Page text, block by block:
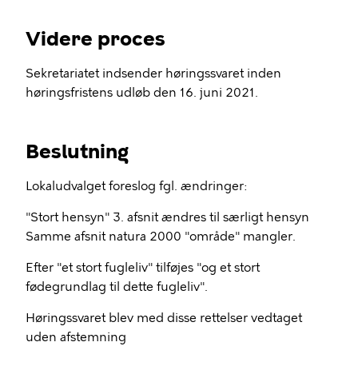
Videre proces
Sekretariatet indsender høringssvaret inden
høringsfristens udløb den 16. juni 2021.
Beslutning
Lokaludvalget foreslog fgl. ændringer:
"Stort hensyn" 3. afsnit ændres til særligt hensyn
Samme afsnit natura 2000 "område" mangler.
Efter "et stort fugleliv" tilføjes "og et stort
fødegrundlag til dette fugleliv".
Høringssvaret blev med disse rettelser vedtaget
uden afstemning